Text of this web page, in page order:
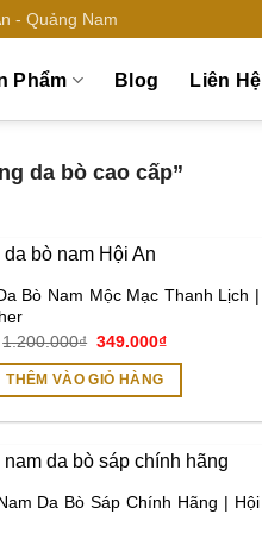
- Quảng Nam
Phẩm Blog Liên Hệ
da bò cao cấp”
Add to
Bò Nam Mộc Mạc Thanh Lịch |
1.200.000₫ Giá
là:
1.200.000₫.
349.000₫Giá
THÊM VÀO GIỎ HÀNG
Add to
Da Bò Sáp Chính Hãng | Hội